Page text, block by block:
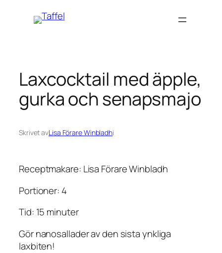
Laxcocktail med äpple,
gurka och senapsmajo
Skrivet avLisa Förare Winbladhi
Receptmakare: Lisa Förare Winbladh
Portioner: 4
Tid: 15 minuter
Gör nanosallader av den sista ynkliga
laxbiten!